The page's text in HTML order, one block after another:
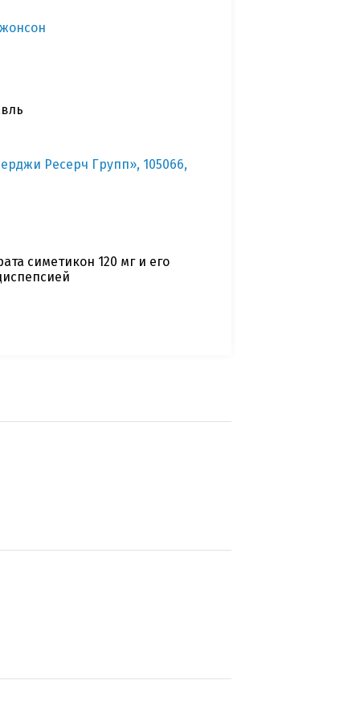
Ресерч Групп», 105066,
симетикон 120 мг и его